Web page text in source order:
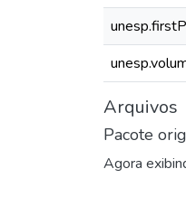
Arquivos
Pacote
Agora